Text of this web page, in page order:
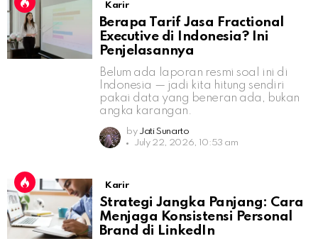
Karir
Berapa Tarif Jasa Fractional
Executive di Indonesia? Ini
Penjelasannya
Belum ada laporan resmi soal ini di
Indonesia — jadi kita hitung sendiri
pakai data yang beneran ada, bukan
angka karangan.
by Jati Sunarto
July 22, 2026, 10:53 am
Karir
Strategi Jangka Panjang: Cara
Menjaga Konsistensi Personal
Brand di LinkedIn